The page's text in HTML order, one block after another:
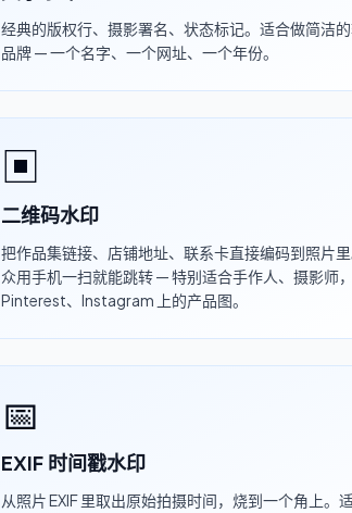
经典的版权行、摄影署名、状态标记。适合做简洁
品牌 — 一个名字、一个网址、一个年份。
▣
二维码水印
把作品集链接、店铺地址、联系卡直接编码到照片
众用手机一扫就能跳转 — 特别适合手作人、摄影师
Pinterest、Instagram 上的产品图。
📅
EXIF 时间戳水印
从照片 EXIF 里取出原始拍摄时间，烧到一个角上。